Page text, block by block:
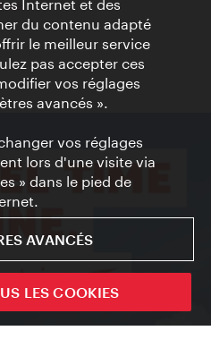
Internet et des
du contenu adapté
le meilleur service
pas accepter ces
vos réglages
avancés ».
vos réglages
lors d'une visite via
» dans le pied de
AVANCÉS
LES COOKIES